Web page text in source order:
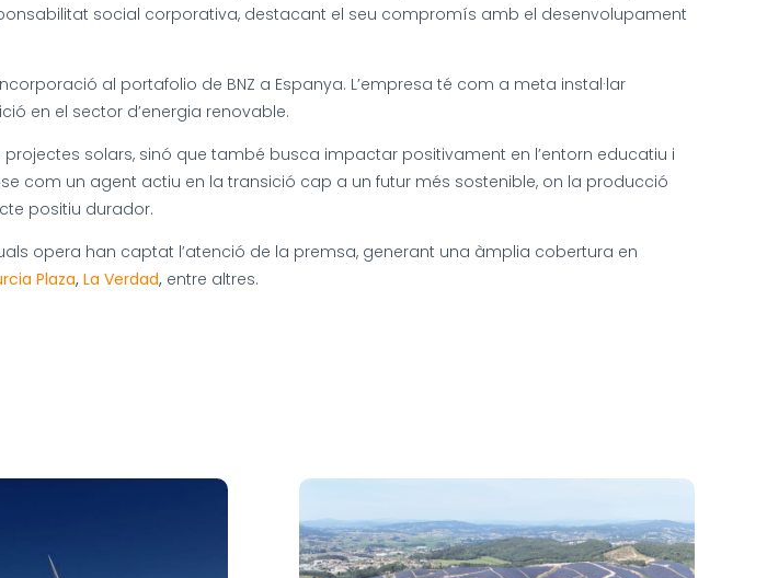
social corporativa, destacant el seu compromís amb el desenvolupament
al portafolio de BNZ a Espanya. L’empresa té com a meta instal·lar
en el sector d’energia renovable.
solars, sinó que també busca impactar positivament en l’entorn educatiu i
com un agent actiu en la transició cap a un futur més sostenible, on la producció
positiu durador.
opera han captat l’atenció de la premsa, generant una àmplia cobertura en
Plaza,La Verdad, entre altres.